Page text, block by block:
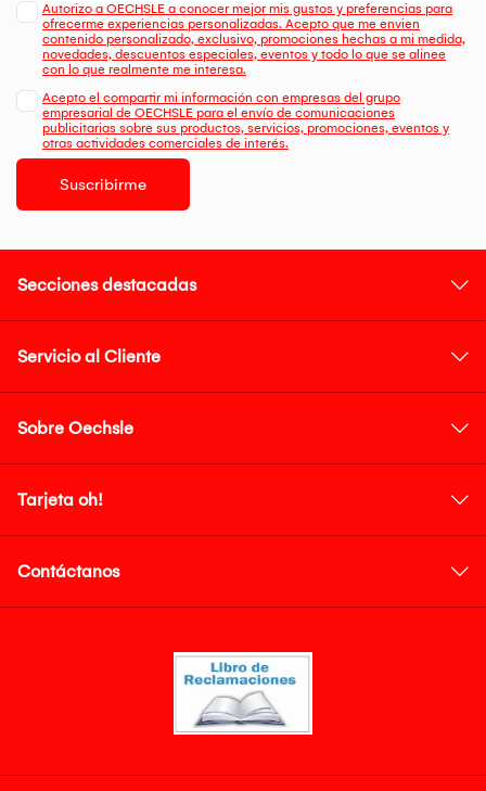
Autorizo a OECHSLE a conocer mejor mis gustos y preferencias para
ofrecerme experiencias personalizadas. Acepto que me envien
contenido personalizado, exclusivo, promociones hechas a mi medida,
novedades, descuentos especiales, eventos y todo lo que se alinee
con lo que realmente me interesa.
Acepto el compartir mi información con empresas del grupo
empresarial de OECHSLE para el envío de comunicaciones
publicitarias sobre sus productos, servicios, promociones, eventos y
otras actividades comerciales de interés.
Suscribirme
Secciones destacadas
Servicio al Cliente
Sobre Oechsle
Tarjeta oh!
Contáctanos